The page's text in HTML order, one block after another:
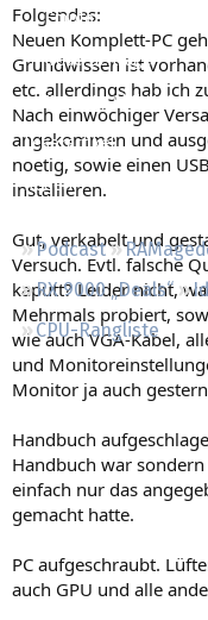
Empfohlene Inhalte
Neue Beiträge
Neueste Aktivitäten
Leserartikel
Regeln
Podcast
RX 9000 „Deals“
CPU-Rangliste
Folgendes:
Neuen Komplett-PC
Grundwissen ist
etc. allerdings hab ich
Nach einwöchiger
angekommen und
noetig, sowie einen
installieren.
Gut, verkabelt und
Versuch. Evtl. falsche
kaputt? Leider nicht,
Mehrmals probiert,
wie auch VGA-Kabel,
und
Monitor ja auch
Handbuch
Handbuch war
einfach nur das
gemacht hatte.
PC aufgeschraubt.
auch GPU und alle